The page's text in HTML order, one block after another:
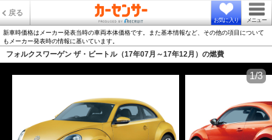
戻る
お気に入り メニュー
新車時価格はメーカー発表当時の車両本体価格です。また基本情報など、その他の項目について
もメーカー発表時の情報に基いています。
フォルクスワーゲン ザ・ビートル（17年07月～17年12月）の燃費
1/3